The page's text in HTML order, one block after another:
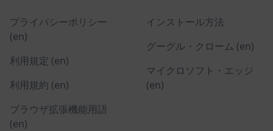
プライバシーポリシー
(en)
利用規定 (en)
利用規約 (en)
ブラウザ拡張機能用語
(en)
インストール方法
グーグル・クローム (en)
マイクロソフト・エッジ
(en)